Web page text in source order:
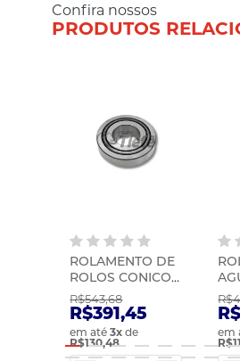
Confira nossos
PRODUTOS
ROLAMENTO DE
ROLOS CONICOS
| ZF | 0501398217
R$543,68
R$391,45
em até3x de
R$130,48
em